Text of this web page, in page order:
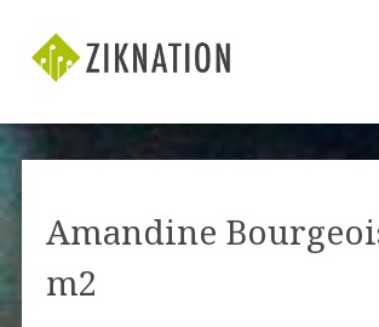
Amandine
m2